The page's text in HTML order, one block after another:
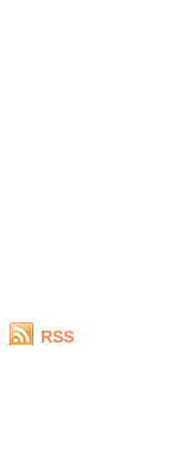
RSS